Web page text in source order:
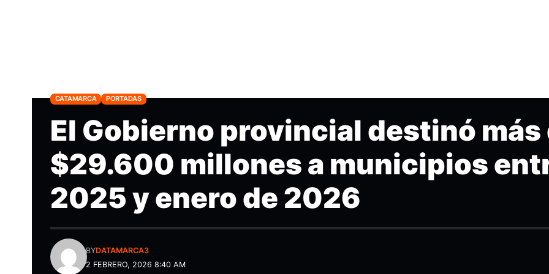
CATAMARCA PORTADAS
El Gobierno provincial destinó más
$29.600 millones a municipios
2025 y enero de 2026
2 FEBRERO, 2026 8:40 AM
BYDATAMARCA3